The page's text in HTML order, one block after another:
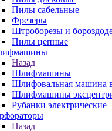
Пилы сабельные
Фрезеры
Штроборезы и
Пилы цепные
Назад
Шлифмашины
Шлифовальная машина
Шлифмашины
Рубанки электрические
Назад